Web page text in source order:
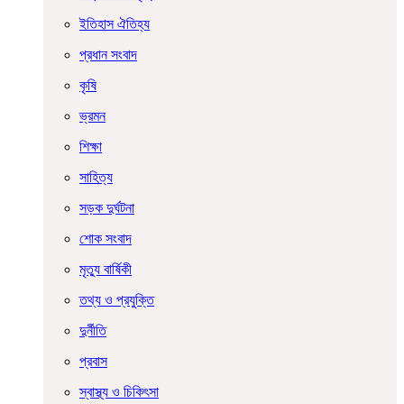
ইতিহাস ঐতিহ্য
প্রধান সংবাদ
কৃষি
ভ্রমন
শিক্ষা
সাহিত্য
সড়ক দুর্ঘটনা
শোক সংবাদ
মৃত্যু বার্ষিকী
তথ্য ও প্রযুক্তি
দুর্নীতি
প্রবাস
স্বাস্থ্য ও চিকিৎসা